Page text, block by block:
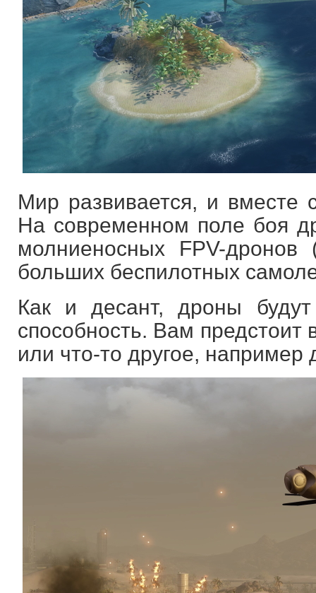
Мир развивается, и вместе
На современном поле боя
молниеносных FPV-
больших беспилотных
Как и десант, дроны
способность. Вам
или что-то другое, например